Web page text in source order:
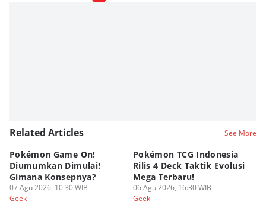
Related Articles See More
Pokémon Game On!
Diumumkan Dimulai!
Gimana Konsepnya?
07 Agu 2026, 10:30 WIB
Geek
Pokémon TCG Indonesia
Rilis 4 Deck Taktik Evolusi
Mega Terbaru!
06 Agu 2026, 16:30 WIB
Geek